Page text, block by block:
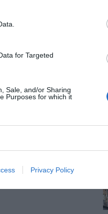
for Targeted
Sale, and/or Sharing
Purposes for which it
Privacy Policy